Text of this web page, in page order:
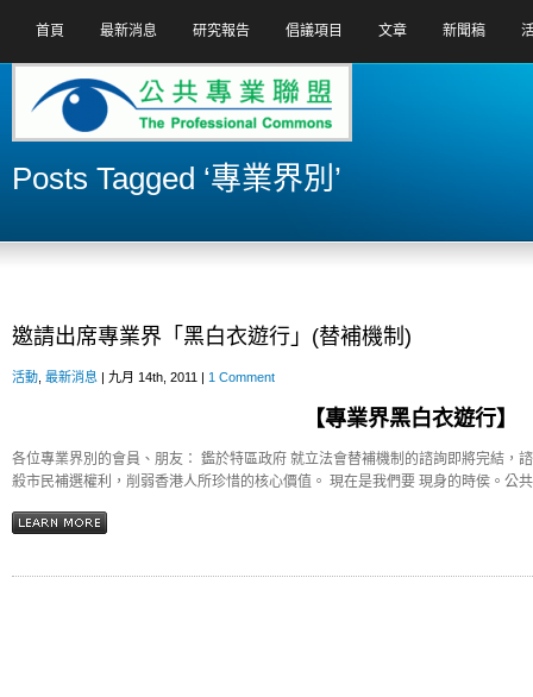
首頁 最新消息 研究報告 倡議項目 文章 新聞稿
Posts Tagged ‘專業界別’
邀請出席專業界「黑白衣遊行」(替補機制)
活動 最新消息 | 九月 14th, 2011 | 1 Comment
【專業界黑白衣遊行】
各位專業界別的會員、朋友： 鑑於特區政府 就立法會替補機制的諮詢即將完結，
殺市民補選權利，削弱香港人所珍惜的核心價值。 現在是我們要 現身的時侯。公